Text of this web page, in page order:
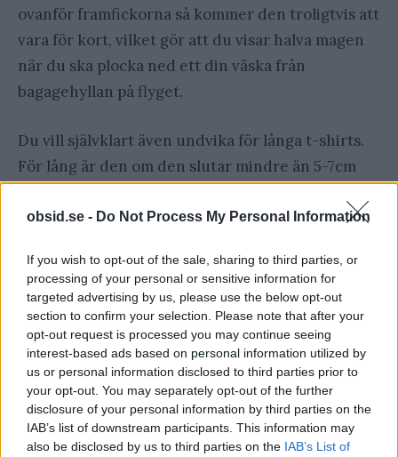
obsid.se - Do Not Process My Personal Information
If you wish to opt-out of the sale, sharing to third parties, or
processing of your personal or sensitive information for
targeted advertising by us, please use the below opt-out
section to confirm your selection. Please note that after your
opt-out request is processed you may continue seeing
interest-based ads based on personal information utilized by
us or personal information disclosed to third parties prior to
your opt-out. You may separately opt-out of the further
disclosure of your personal information by third parties on the
IAB’s list of downstream participants. This information may
also be disclosed by us to third parties on the IAB’s List of
ovanför framfickorna så kommer den troligtvis att
vara för kort, vilket gör att du visar halva magen
när du ska plocka ned ett din väska från
bagagehyllan på flyget.
Du vill självklart även undvika för långa t-shirts.
För lång är den om den slutar mindre än 5-7cm
Den perfekta längden på en T-shirt!